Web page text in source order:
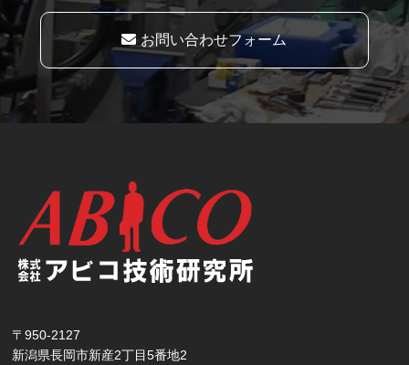
お問い合わせフォーム
〒950-2127
新潟県長岡市新産2丁目5番地2